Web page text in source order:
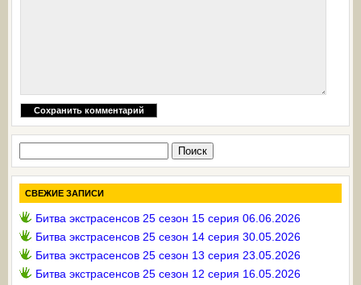
СВЕЖИЕ ЗАПИСИ
Битва экстрасенсов 25 сезон 15 серия 06.06.2026
Битва экстрасенсов 25 сезон 14 серия 30.05.2026
Битва экстрасенсов 25 сезон 13 серия 23.05.2026
Битва экстрасенсов 25 сезон 12 серия 16.05.2026